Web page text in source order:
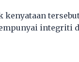
kenyataan
integriti